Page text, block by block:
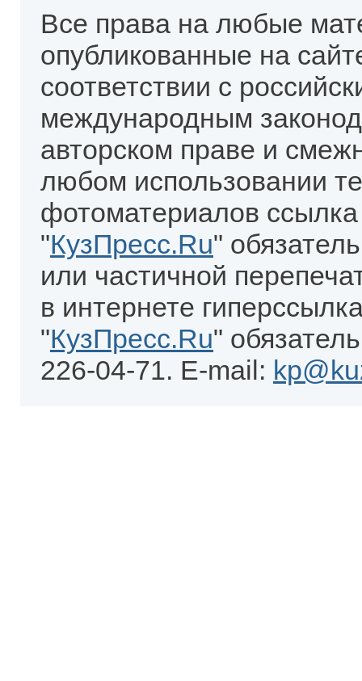
Все права на любые
опубликованные на
соответствии с
международным
авторском праве и
любом использовании
фотоматериалов
"КузПресс.Ru"
или частичной
в интернете
"КузПресс.Ru"
226-04-71. E-mail: